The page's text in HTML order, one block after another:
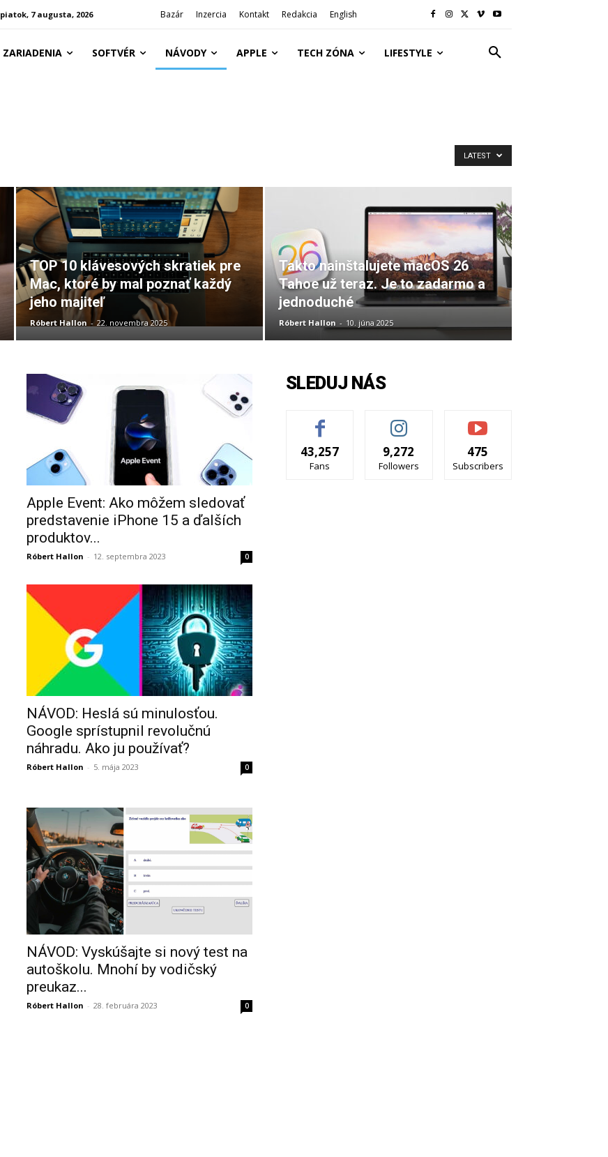
piatok, 7 augusta, 2026 Bazár Inzercia Kontakt Redakcia English
ZARIADENIA SOFTVÉR NÁVODY APPLE TECH ZÓNA LIFESTYLE
LATEST
TOP 10 klávesových skratiek pre
Mac, ktoré by mal poznať každý
jeho majiteľ
Róbert Hallon - 22. novembra 2025
Takto nainštalujete macOS 26
Tahoe už teraz. Je to zadarmo a
jednoduché
Róbert Hallon - 10. júna 2025
Apple Event: Ako môžem sledovať
predstavenie iPhone 15 a ďalších
produktov...
Róbert Hallon - 12. septembra 2023 0
NÁVOD: Heslá sú minulosťou.
Google sprístupnil revolučnú
náhradu. Ako ju používať?
Róbert Hallon - 5. mája 2023 0
NÁVOD: Vyskúšajte si nový test na
autoškolu. Mnohí by vodičský
preukaz...
Róbert Hallon - 28. februára 2023 0
SLEDUJ NÁS
43,257
Fans
9,272
Followers
475
Subscribers